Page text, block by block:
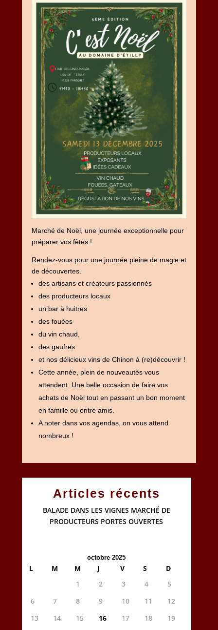
Marché de Noël, une journée exceptionnelle pour
préparer vos fêtes !
Rendez-vous pour une journée pleine de magie et
de découvertes.
des artisans et créateurs passionnés
des producteurs locaux
un bar à huitres
des fouées
du vin chaud,
des gaufres
et nos délicieux vins de Chinon à (re)découvrir !
Cette année, plein de nouveautés vous
attendent. Une belle occasion de faire vos
achats de Noël tout en passant un bon moment
en famille ou entre amis.
A noter dans vos agendas, on vous attend
nombreux !
Articles récents
BALADE DANS LES VIGNES MARCHÉ DE
PRODUCTEURS PORTES OUVERTES
octobre 2025
L M M J V S
D
1
2 3 4
5
6
7 8 9 10 11
12
13
14 15 16 17 18
19